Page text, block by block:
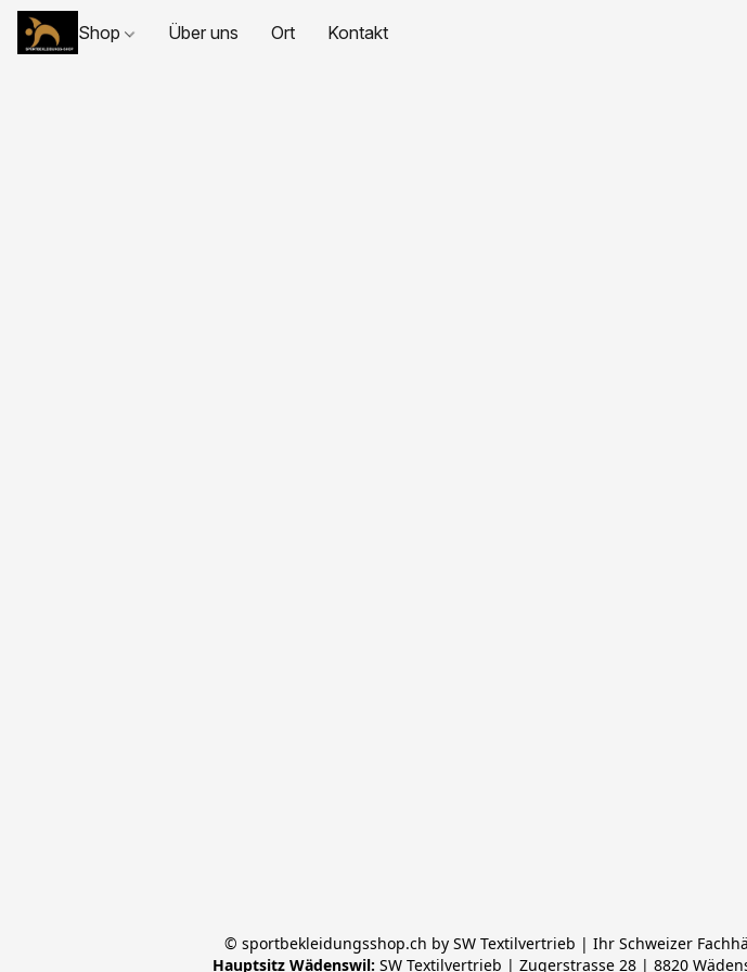
Shop Über uns Ort Kontakt
© sportbekleidungsshop.ch by SW Textilvertrieb | Ihr Schweizer
Hauptsitz Wädenswil: SW Textilvertrieb | Zugerstrasse 28 | 8820